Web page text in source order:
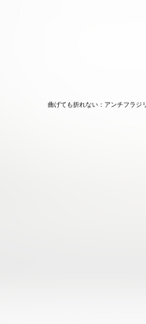
曲げても折れない：アンチフラジ